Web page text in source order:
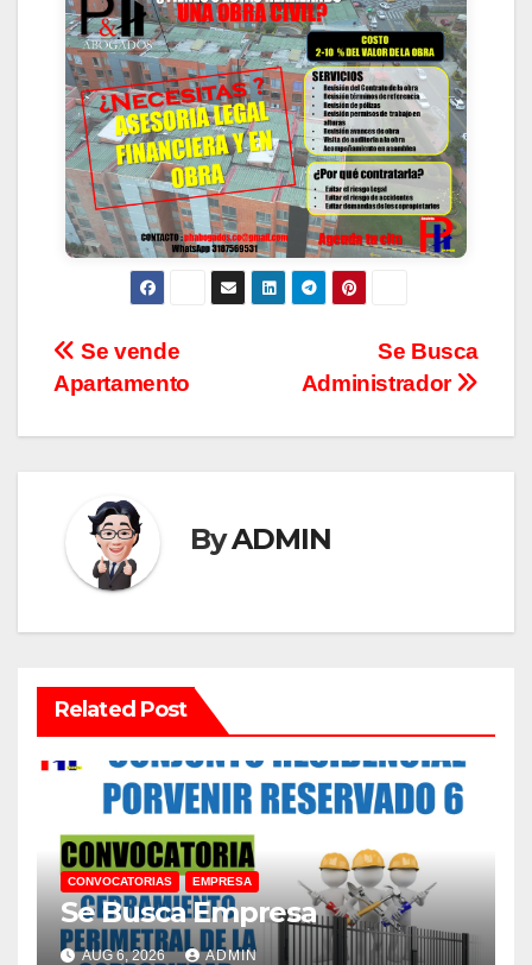
CONTACTANOS
Se Busca
Administrador
Se vende
Apartamento
ByADMIN
Related Post
CONVOCATORIAS EMPRESA
Se Busca Empresa
AUG 6, 2026 ADMIN